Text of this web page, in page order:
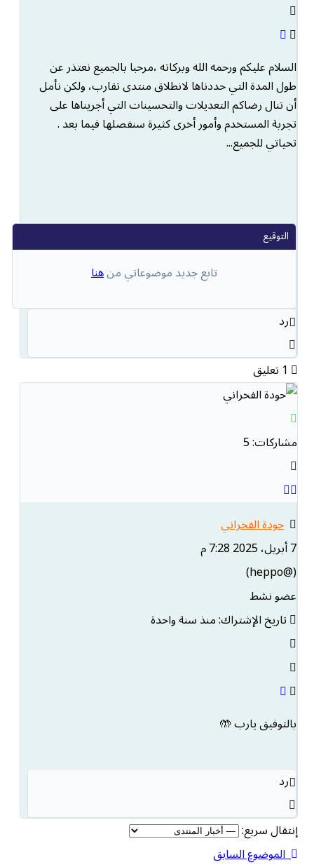
السلام عليكم ورحمه الله وبركاته ،مرحبا بالجميع نعتذر عن
طول المدة التي حددناها لانطلاق منتدى تقارب، ولكن نأمل
أن تنال رضاكم التعديلات والتحسينات التي أجريناها على
تجربة المستخدم وأمور أخرى كثيرة سنفصلها فيما بعد .
تحياتي للجميع...
تابع جديد موضوعاتي منهنا
رد
1 تعليق
مشاركات: 5
حودة الفخراني
(@heppo)
عضو نشط
تاريخ الإشتراك: منذ سنة واحدة
بالتوفيق يارب 🤲
رد
إنتقال سريع:
الموضوع السابق